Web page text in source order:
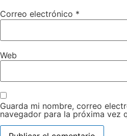
Correo electrónico *
Web
Guarda mi nombre, correo
navegador para la próxima vez